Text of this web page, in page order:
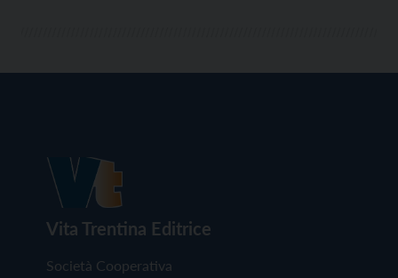
Vita Trentina Editrice
Società Cooperativa